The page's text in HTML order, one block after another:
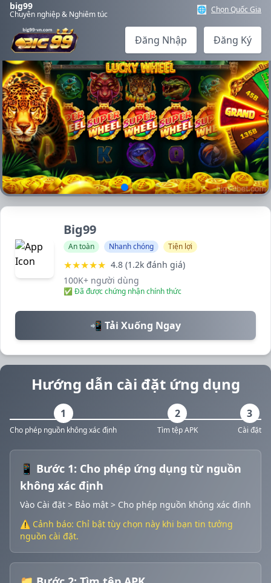
big99
Chuyên nghiệp & Nghiêm túc 🌐 Chọn Quốc Gia
Đăng Nhập Đăng Ký
Big99
An toàn Nhanh chóng Tiện lợi
★★★★★ 4.8 (1.2k đánh giá)
100K+ người dùng
✅ Đã được chứng nhận chính thức
📲 Tải Xuống Ngay
Hướng dẫn cài đặt ứng dụng
1
Cho phép nguồn không xác định
2
Tìm tệp APK
3
Cài đặt
📱 Bước 1: Cho phép ứng dụng từ nguồn
không xác định
Vào Cài đặt > Bảo mật > Cho phép nguồn không xác định
⚠️ Cảnh báo: Chỉ bật tùy chọn này khi bạn tin tưởng
nguồn cài đặt.